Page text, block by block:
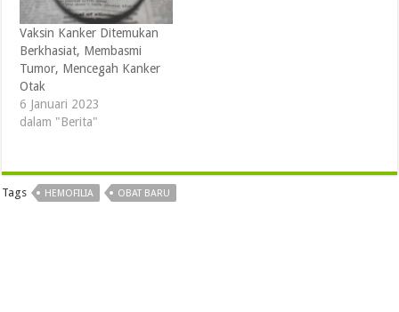
Vaksin Kanker Ditemukan
Berkhasiat, Membasmi
Tumor, Mencegah Kanker
Otak
6 Januari 2023
dalam "Berita"
Tags HEMOFILIA OBAT BARU